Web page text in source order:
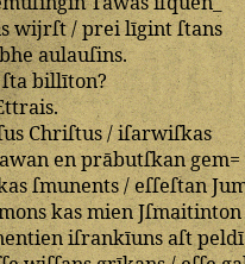
wijrſt/preilīgintſtans
bheaulauſins.
ſta billīton?
.
Chriſtus/iſarwiſkas
en prābutſkan gem=
ſmunents/eſſeſtan
kasmienJſmaitinton
iſrankīuns aſt